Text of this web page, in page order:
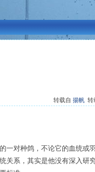
转载自 揚帆 转
一对种鸽，不论它的血统或
关系，其实是他没有深入研